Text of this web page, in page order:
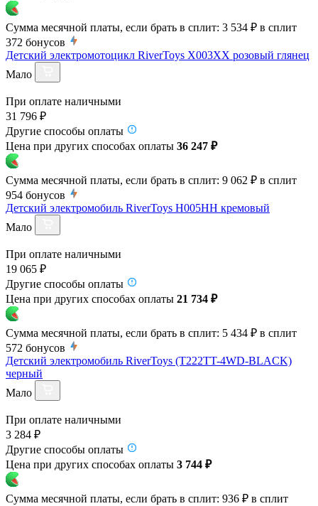
Сумма месячной платы, если брать в сплит: 3 534 ₽ в сплит
372 бонусов
Детский электромотоцикл RiverToys X003XX розовый глянец
Мало
При оплате наличными
31 796 ₽
Другие способы оплаты
Цена при других способах оплаты 36 247 ₽
Сумма месячной платы, если брать в сплит: 9 062 ₽ в сплит
954 бонусов
Детский электромобиль RiverToys H005HH кремовый
Мало
При оплате наличными
19 065 ₽
Другие способы оплаты
Цена при других способах оплаты 21 734 ₽
Сумма месячной платы, если брать в сплит: 5 434 ₽ в сплит
572 бонусов
Детский электромобиль RiverToys (T222TT-4WD-BLACK)
черный
Мало
При оплате наличными
3 284 ₽
Другие способы оплаты
Цена при других способах оплаты 3 744 ₽
Сумма месячной платы, если брать в сплит: 936 ₽ в сплит